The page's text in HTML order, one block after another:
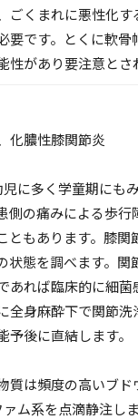
ごくまれに悪性化
要です。とくに軟骨
性があり要注意とさ
化膿性膝関節炎
に多く学童期にも
側の痛みによる歩行
ともあります。膝関
状態を調べます。関
あれば臨床的に細菌
全身麻酔下で関節
予後に直結します。
質は頻度の高いブド
ム系を点滴静注し